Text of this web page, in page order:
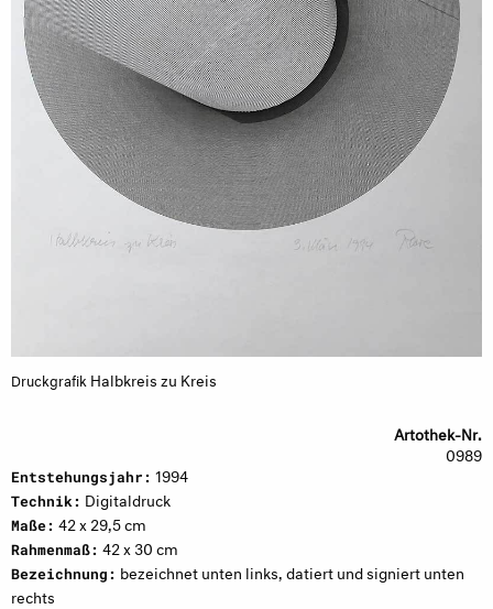
Druckgrafik Halbkreis zu Kreis
Artothek-Nr.
0989
Entstehungsjahr: 1994
Technik: Digitaldruck
Maße: 42 x 29,5 cm
Rahmenmaß: 42 x 30 cm
Bezeichnung: bezeichnet unten links, datiert und signiert unten
rechts